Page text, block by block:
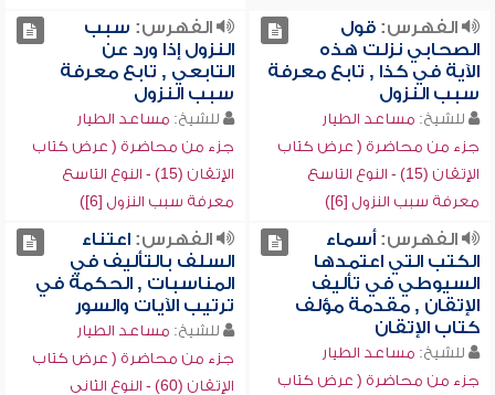
الفهرس:قول
الصحابي نزلت هذه
الآية في كذا , تابع معرفة
سبب النزول
للشيخ: مساعد الطيار
جزء من محاضرة ( عرض كتاب
الإتقان (15) - النوع التاسع
معرفة سبب النزول [6])
الفهرس: سبب
النزول إذا ورد عن
التابعي , تابع معرفة
سبب النزول
للشيخ: مساعد الطيار
جزء من محاضرة ( عرض كتاب
الإتقان (15) - النوع التاسع
معرفة سبب النزول [6])
الفهرس:أسماء
الكتب التي اعتمدها
السيوطي في تأليف
الإتقان , مقدمة مؤلف
كتاب الإتقان
للشيخ: مساعد الطيار
جزء من محاضرة ( عرض كتاب
الفهرس:اعتناء
السلف بالتأليف في
المناسبات , الحكمة في
ترتيب الآيات والسور
للشيخ: مساعد الطيار
جزء من محاضرة ( عرض كتاب
الإتقان (60) - النوع الثاني